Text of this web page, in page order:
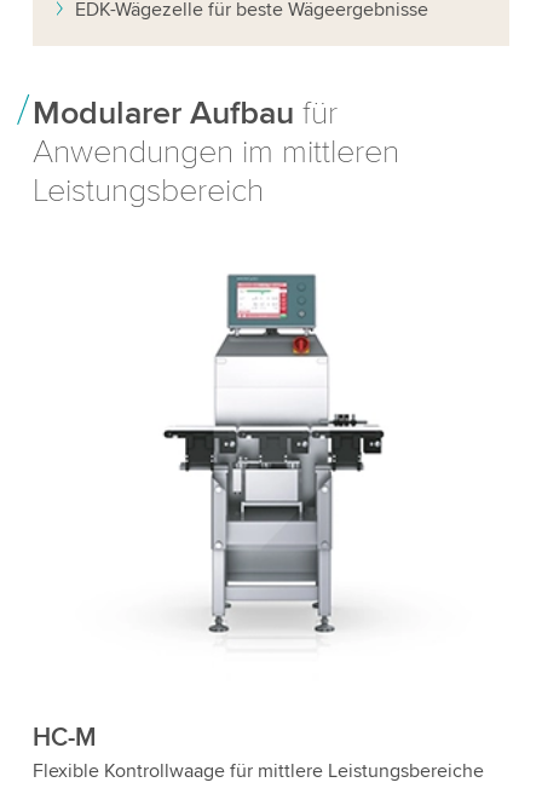
EDK-Wägezelle für beste Wägeergebnisse
Modularer Aufbau für
Anwendungen im mittleren
Leistungsbereich
HC-M-MDi
Kontrollwaage mit Metalldetektor für umfassende